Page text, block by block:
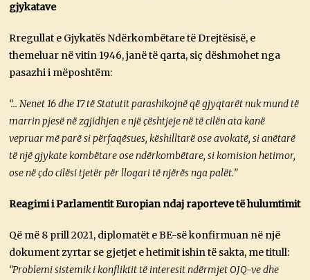
gjykatave
Rregullat e Gjykatës Ndërkombëtare të Drejtësisë, e
themeluar në vitin 1946, janë të qarta, siç dëshmohet nga
pasazhi i mëposhtëm:
“… Nenet 16 dhe 17 të Statutit parashikojnë që gjyqtarët nuk mund të
marrin pjesë në zgjidhjen e një çështjeje në të cilën ata kanë
vepruar më parë si përfaqësues, këshilltarë ose avokatë, si anëtarë
të një gjykate kombëtare ose ndërkombëtare, si komision hetimor,
ose në çdo cilësi tjetër për llogari të njërës nga palët.”
Reagimi i Parlamentit Europian ndaj raporteve të hulumtimit
Që më 8 prill 2021, diplomatët e BE-së konfirmuan në një
dokument zyrtar se gjetjet e hetimit ishin të sakta, me titull:
“Problemi sistemik i konfliktit të interesit ndërmjet OJQ-ve dhe